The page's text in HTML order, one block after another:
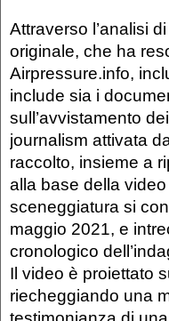
Attraverso l’analisi
originale, che ha
Airpressure.info,
include sia i
sull’avvistamento
journalism attivata
raccolto, insieme a
alla base della
sceneggiatura si
maggio 2021, e
cronologico
Il video è proiettato
riecheggiando una